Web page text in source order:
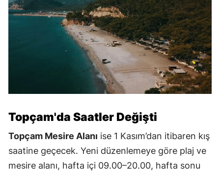
Topçam'da Saatler Değişti
Topçam Mesire Alanı ise 1 Kasım’dan itibaren kış
saatine geçecek. Yeni düzenlemeye göre plaj ve
mesire alanı, hafta içi 09.00–20.00, hafta sonu